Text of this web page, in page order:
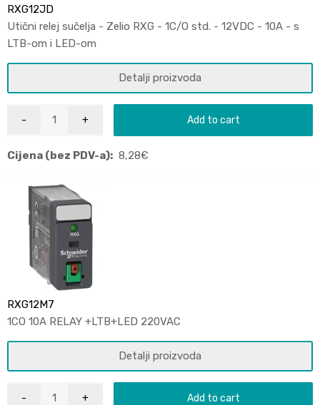
RXG12JD
Utični relej sučelja - Zelio RXG - 1C/O std. - 12VDC - 10A - s
LTB-om i LED-om
Detalji proizvoda
Add to cart
Cijena (bez PDV-a): 8,28€
RXG12M7
1CO 10A RELAY +LTB+LED 220VAC
Detalji proizvoda
Add to cart